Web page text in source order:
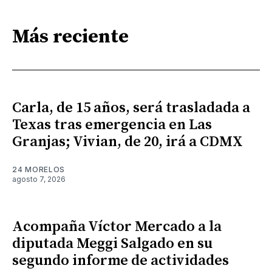
Más reciente
Carla, de 15 años, será trasladada a
Texas tras emergencia en Las
Granjas; Vivian, de 20, irá a CDMX
24 MORELOS
agosto 7, 2026
Acompaña Víctor Mercado a la
diputada Meggi Salgado en su
segundo informe de actividades